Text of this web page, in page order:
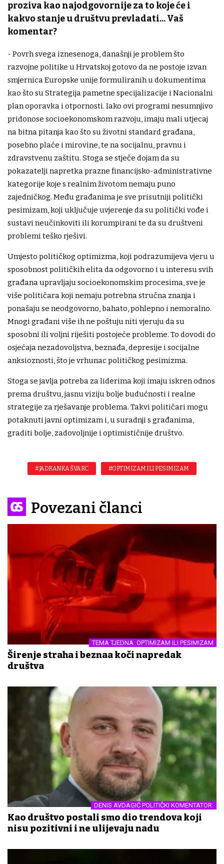
proziva kao najodgovornije za to koje će i
kakvo stanje u društvu prevladati... Vaš
komentar?
- Povrh svega iznesenoga, današnji je problem što
razvojne politike u Hrvatskoj gotovo da ne postoje izvan
smjernica Europske unije formuliranih u dokumentima
kao što su Strategija pametne specijalizacije i Nacionalni
plan oporavka i otpornosti. Iako ovi programi nesumnjivo
pridonose socioekonomskom razvoju, imaju mali utjecaj
na bitna pitanja kao što su životni standard građana,
posebno plaće i mirovine, te na socijalnu, pravnu i
zdravstvenu zaštitu. Stoga se stječe dojam da su
pokazatelji napretka prazne financijsko-administrativne
kategorije koje s realnim životom nemaju puno
zajedničkog. Među građanima je sve prisutniji politički
pesimizam, koji uključuje uvjerenje da su politički vođe i
sustavi neučinkoviti ili korumpirani te da su društveni
problemi teško rješivi.
Umjesto političkog optimizma, koji podrazumijeva vjeru u
sposobnost političkih elita da odgovorno i u interesu svih
građana upravljaju socioekonomskim procesima, sve je
više političara koji nemaju potrebna stručna znanja i
ponašaju se neodgovorno, bahato, pohlepno i nemoralno.
Mnogi građani više ih ne poštuju niti vjeruju da su
sposobni ili voljni riješiti postojeće probleme. To dovodi do
osjećaja nezadovoljstva, beznađa, depresije i socijalne
anksioznosti, što je vrhunac političkog pesimizma.
Stoga se javlja potreba za liderima koji imaju iskren odnos
prema društvu, jasnu viziju bolje budućnosti i realne
strategije za rješavanje problema. Takvi političari mogu
potaknuti javni optimizam i, u suradnji s građanima,
graditi bolje, zadovoljnije i optimističnije društvo.
#JADRANKA ŠVARC #OPTIMIZAM ILI PESIMIZAM
Povezani članci
TEMA TJEDNA: OPTIMIZAM ILI PESIMIZAM
Širenje straha i beznađa koči napredak
društva
DENIS AVDAGIĆ POLITIČKI KOMENTATOR:
Kao društvo postali smo dio trendova koji
nisu pozitivni i ne ulijevaju nadu